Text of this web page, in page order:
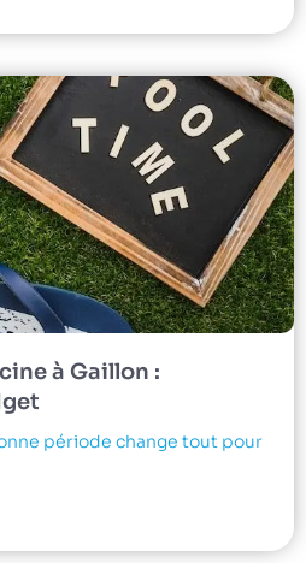
à Gaillon :
période change tout pour